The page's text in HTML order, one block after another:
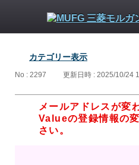
カテゴリー表示
No : 2297 更新日時 : 2025/10/24
メールアドレスが変
Valueの登録情報の
さい。